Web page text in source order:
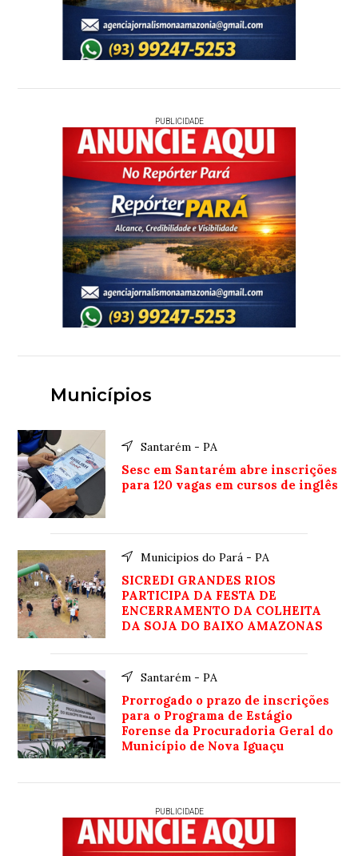
PUBLICIDADE
Municípios
Santarém - PA
Sesc em Santarém abre inscrições
para 120 vagas em cursos de inglês
Municipios do Pará - PA
SICREDI GRANDES RIOS
PARTICIPA DA FESTA DE
ENCERRAMENTO DA COLHEITA
DA SOJA DO BAIXO AMAZONAS
Santarém - PA
Prorrogado o prazo de inscrições
para o Programa de Estágio
Forense da Procuradoria Geral do
Município de Nova Iguaçu
PUBLICIDADE